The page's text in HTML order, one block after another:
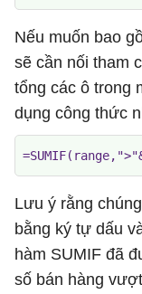
Nếu muốn bao
sẽ cần nối tham
tổng các ô trong
dụng công thức
Lưu ý rằng
bằng ký tự dấu
hàm SUMIF đã
số bán hàng